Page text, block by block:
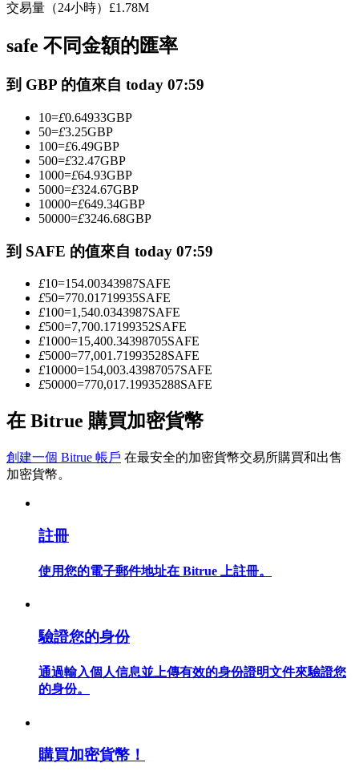
跟單
與頂尖交易專家同行
成為跟單交易員
包含交易情況等的大數據分析
合約指南
合約功能使用指南
交易量（24小時） £1.78M
safe 不同金額的匯率
到 GBP 的值來自 today 07:59
10=£0.64933GBP
50=£3.25GBP
100=£6.49GBP
500=£32.47GBP
1000=£64.93GBP
5000=£324.67GBP
10000=£649.34GBP
50000=£3246.68GBP
到 SAFE 的值來自 today 07:59
£10=154.00343987SAFE
£50=770.01719935SAFE
£100=1,540.0343987SAFE
£500=7,700.17199352SAFE
£1000=15,400.34398705SAFE
£5000=77,001.71993528SAFE
£10000=154,003.43987057SAFE
£50000=770,017.19935288SAFE
在 Bitrue 購買加密貨幣
創建一個 Bitrue 帳戶 在最安全的加密貨幣交易所購買和出售
加密貨幣。
註冊
使用您的電子郵件地址在 Bitrue 上註冊。
驗證您的身份
通過輸入個人信息並上傳有效的身份證明文件來驗證您
的身份。
購買加密貨幣！